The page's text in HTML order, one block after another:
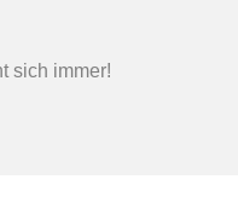
sich immer!